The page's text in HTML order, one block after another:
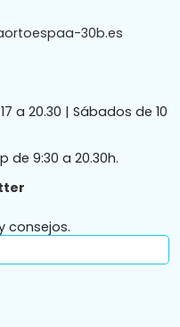
30b.es
a 20.30 | Sábados de 10
9:30 a 20.30h.
consejos.